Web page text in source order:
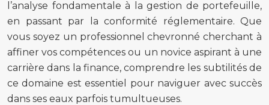
l’analyse fondamentale à la gestion de portefeuille,
en passant par la conformité réglementaire. Que
vous soyez un professionnel chevronné cherchant à
affiner vos compétences ou un novice aspirant à une
carrière dans la finance, comprendre les subtilités de
ce domaine est essentiel pour naviguer avec succès
dans ses eaux parfois tumultueuses.